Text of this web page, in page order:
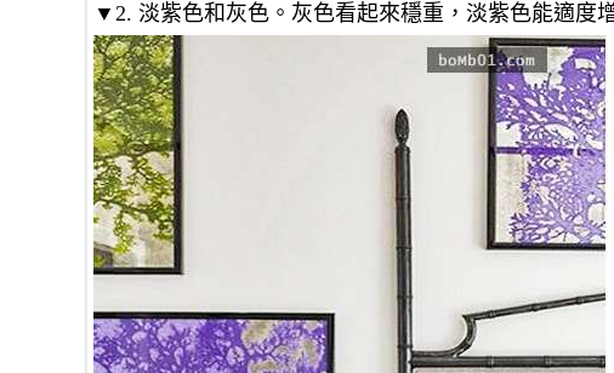
▼2. 淡紫色和灰色。灰色看起來穩重，淡紫色能適度